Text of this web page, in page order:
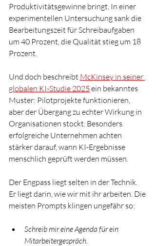
Produktivitätsgewinne bringt. In einer
experimentellen Untersuchung sank die
Bearbeitungszeit für Schreibaufgaben
um 40 Prozent, die Qualität stieg um 18
Prozent.
Und doch beschreibt McKinsey in seiner
globalen KI-Studie 2025 ein bekanntes
Muster: Pilotprojekte funktionieren,
aber der Übergang zu echter Wirkung in
Organisationen stockt. Besonders
erfolgreiche Unternehmen achten
stärker darauf, wann KI-Ergebnisse
menschlich geprüft werden müssen.
Der Engpass liegt selten in der Technik.
Er liegt darin, wie wir mit ihr arbeiten. Die
meisten Prompts klingen ungefähr so:
Schreib mir eine Agenda für ein
Mitarbeitergespräch.